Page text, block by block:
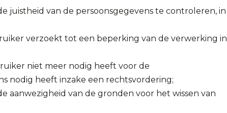
juistheid van de persoonsgegevens te controleren, in
verzoekt tot een beperking van de verwerking in
niet meer nodig heeft voor de
nodig heeft inzake een rechtsvordering;
aanwezigheid van de gronden voor het wissen van